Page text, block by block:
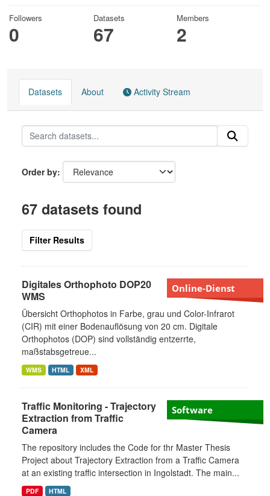
Followers
0
Datasets
67
Members
2
Datasets About Activity Stream
Order by
67 datasets found
Filter Results
Online-Dienst
Digitales Orthophoto DOP20
WMS
Übersicht Orthophotos in Farbe, grau und Color-Infrarot
(CIR) mit einer Bodenauflösung von 20 cm. Digitale
Orthophotos (DOP) sind vollständig entzerrte,
maßstabsgetreue...
WMS HTML XML
Software
Traffic Monitoring - Trajectory
Extraction from Traffic
Camera
The repository includes the Code for thr Master Thesis
Project about Trajectory Extraction from a Traffic Camera
at an existing traffic intersection in Ingolstadt. The main...
PDF HTML